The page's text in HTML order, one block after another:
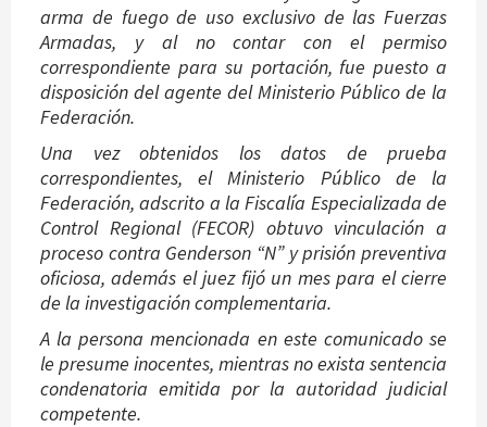
arma de fuego de uso exclusivo de las Fuerzas
Armadas, y al no contar con el permiso
correspondiente para su portación, fue puesto a
disposición del agente del Ministerio Público de la
Federación.
Una vez obtenidos los datos de prueba
correspondientes, el Ministerio Público de la
Federación, adscrito a la Fiscalía Especializada de
Control Regional (FECOR) obtuvo vinculación a
proceso contra Genderson “N” y prisión preventiva
oficiosa, además el juez fijó un mes para el cierre
de la investigación complementaria.
A la persona mencionada en este comunicado se
le presume inocentes, mientras no exista sentencia
condenatoria emitida por la autoridad judicial
competente.